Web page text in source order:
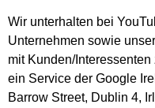
Wir unterhalten bei
Unternehmen sowie
mit Kunden/
ein Service der Google
Barrow Street, Dublin 4,